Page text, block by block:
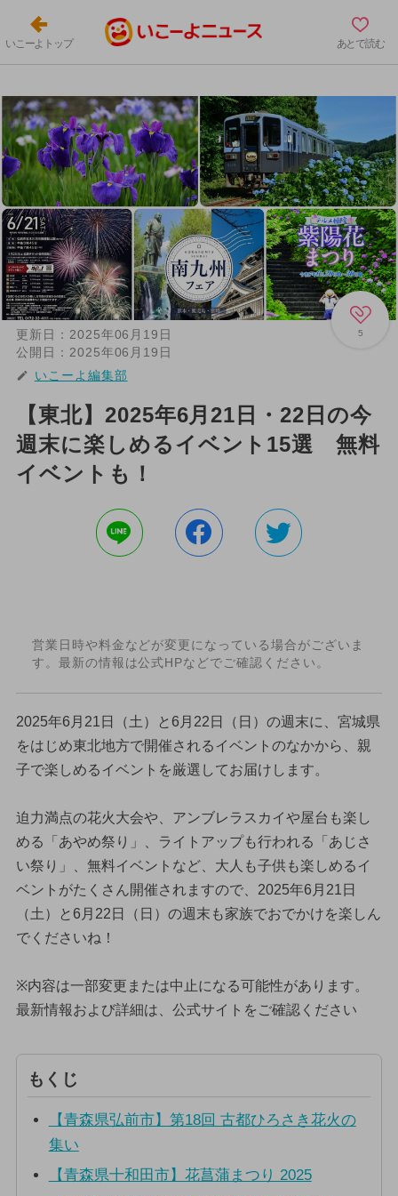
いこーよトップ あとで読む
5
更新日： 2025年06月19日
公開日： 2025年06月19日
いこーよ編集部
【東北】2025年6月21日・22日の今
週末に楽しめるイベント15選 無料
イベントも！
営業日時や料金などが変更になっている場合がございま
す。最新の情報は公式HPなどでご確認ください。
2025年6月21日（土）と6月22日（日）の週末に、宮城県
をはじめ東北地方で開催されるイベントのなかから、親
子で楽しめるイベントを厳選してお届けします。
迫力満点の花火大会や、アンブレラスカイや屋台も楽し
める「あやめ祭り」、ライトアップも行われる「あじさ
い祭り」、無料イベントなど、大人も子供も楽しめるイ
ベントがたくさん開催されますので、2025年6月21日
（土）と6月22日（日）の週末も家族でおでかけを楽しん
でくださいね！
※内容は一部変更または中止になる可能性があります。
最新情報および詳細は、公式サイトをご確認ください
もくじ
【青森県弘前市】第18回 古都ひろさき花火の
集い
【青森県十和田市】花菖蒲まつり 2025